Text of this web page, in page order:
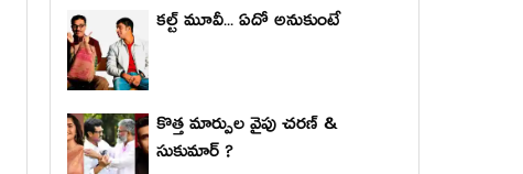
కల్ట్ మూవీ... ఏదో అనుకుంటే
కొత్త మార్పుల వైపు చరణ్ &
సుకుమార్ ?